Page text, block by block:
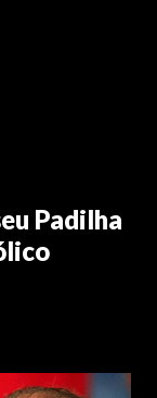
Padilha